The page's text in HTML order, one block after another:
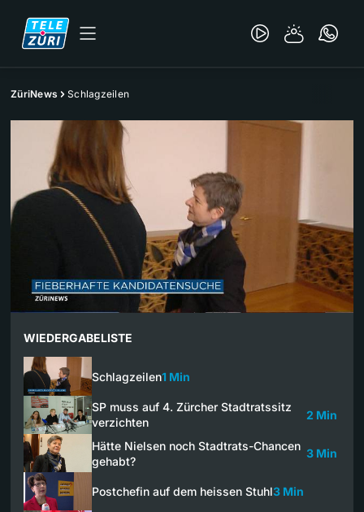
ZüriNews Schlagzeilen
WIEDERGABELISTE
Schlagzeilen1 Min
SP muss auf 4. Zürcher Stadtratssitz
verzichten
2 Min
Hätte Nielsen noch Stadtrats-Chancen
gehabt?
3 Min
Postchefin auf dem heissen Stuhl3 Min